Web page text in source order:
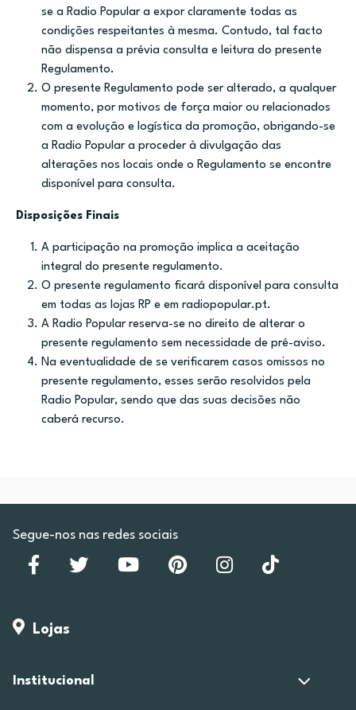
se a Radio Popular a expor claramente todas as
condições respeitantes à mesma. Contudo, tal facto
não dispensa a prévia consulta e leitura do presente
Regulamento.
O presente Regulamento pode ser alterado, a qualquer
momento, por motivos de força maior ou relacionados
com a evolução e logística da promoção, obrigando-se
a Radio Popular a proceder à divulgação das
alterações nos locais onde o Regulamento se encontre
disponível para consulta.
Disposições Finais
A participação na promoção implica a aceitação
integral do presente regulamento.
O presente regulamento ficará disponível para consulta
em todas as lojas RP e em radiopopular.pt.
A Radio Popular reserva-se no direito de alterar o
presente regulamento sem necessidade de pré-aviso.
Na eventualidade de se verificarem casos omissos no
presente regulamento, esses serão resolvidos pela
Radio Popular, sendo que das suas decisões não
caberá recurso.
Segue-nos nas redes sociais
Lojas
Institucional